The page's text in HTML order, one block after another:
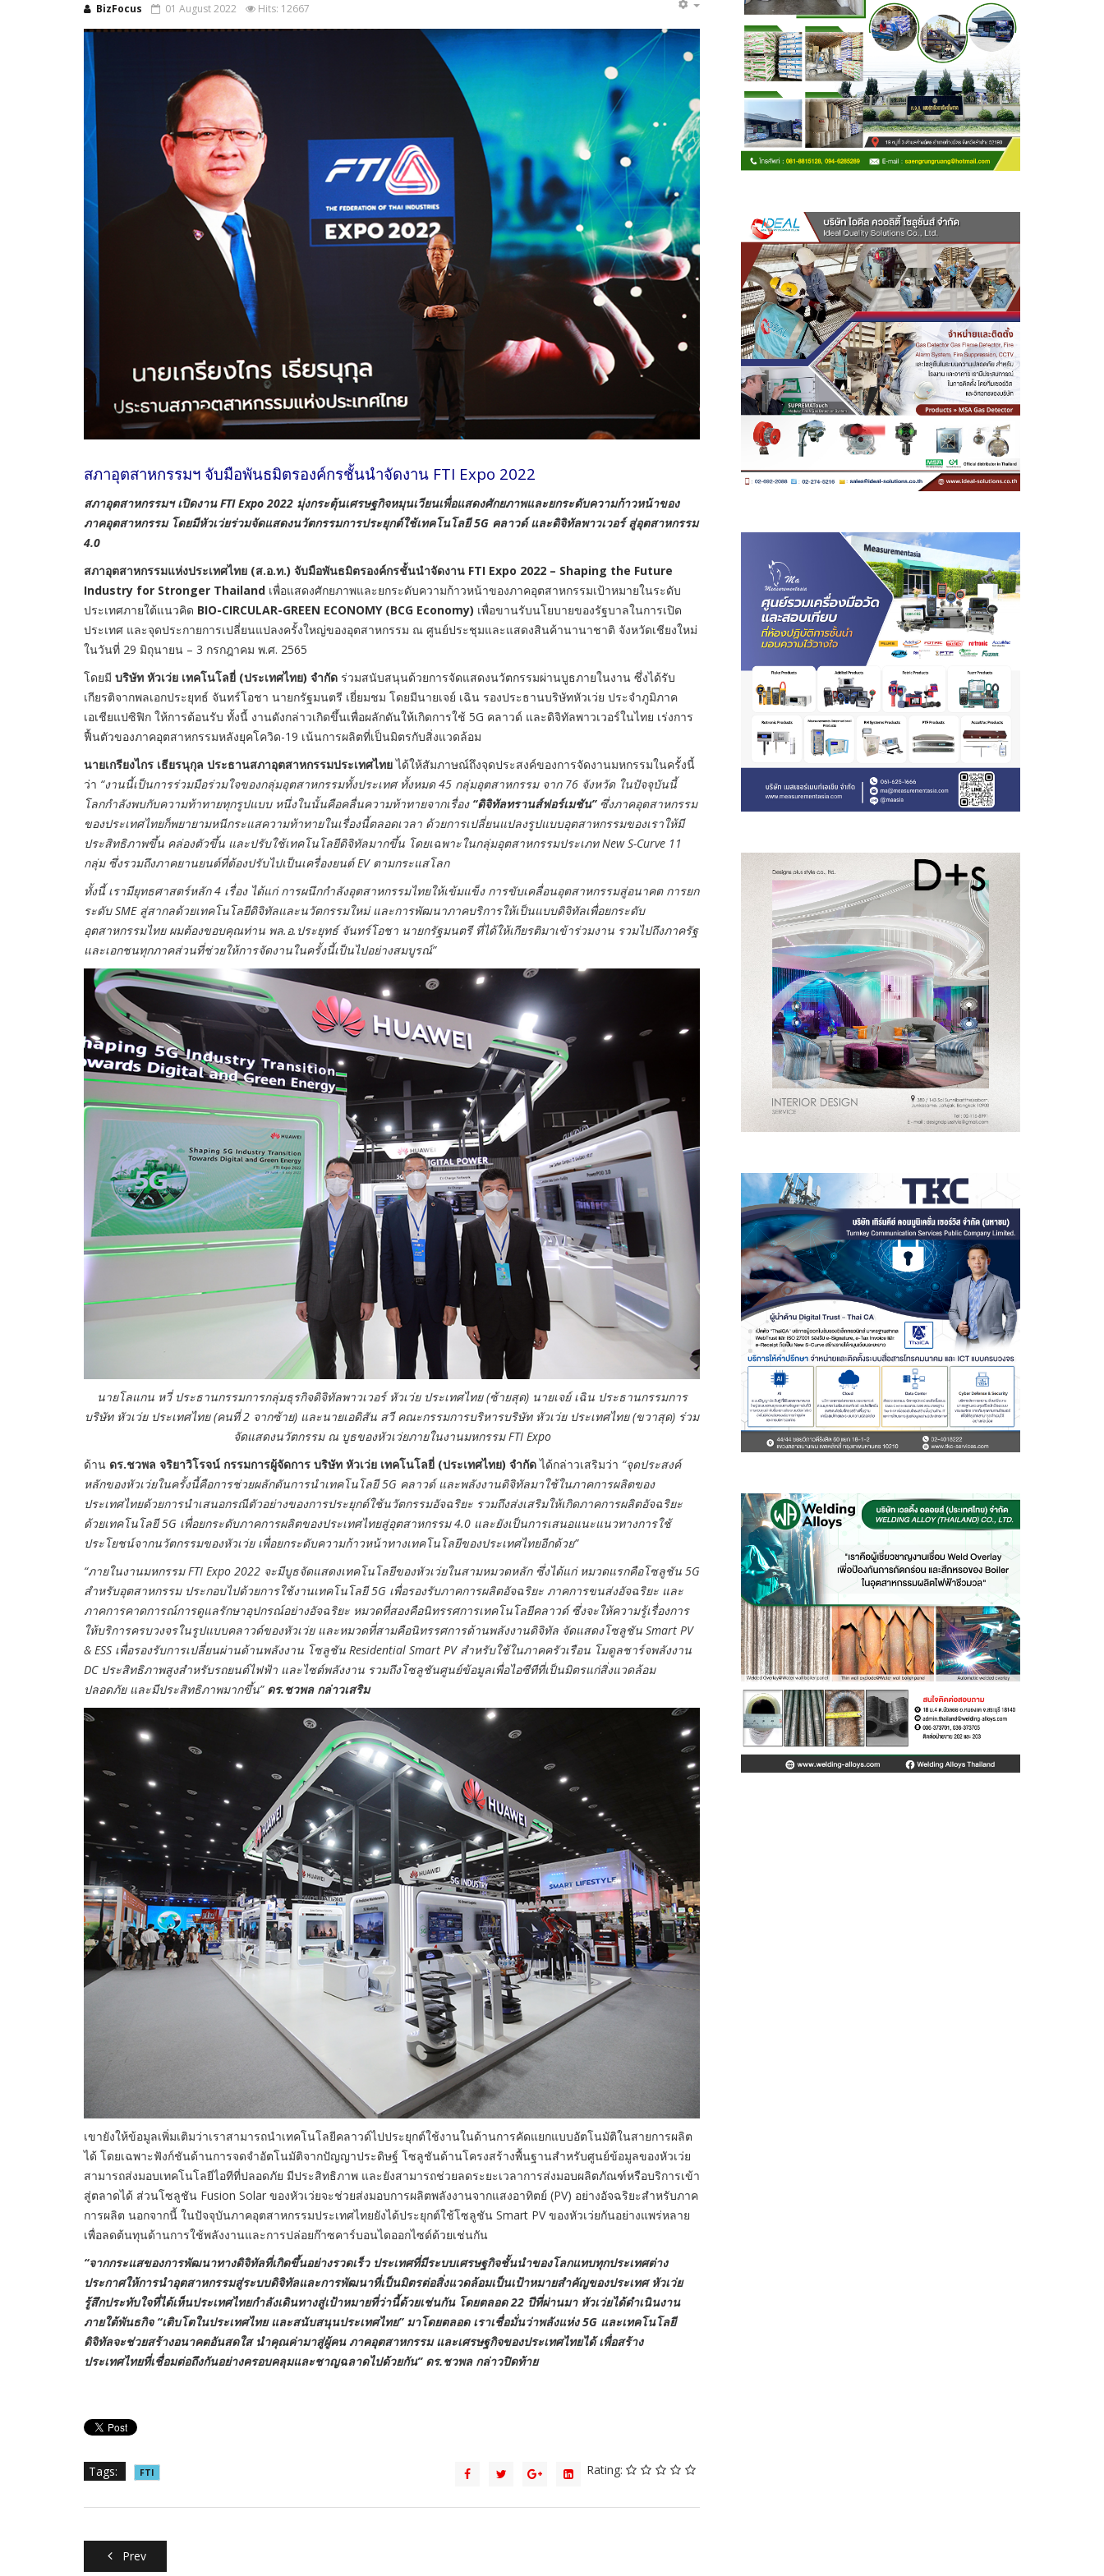
BizFocus 01 August 2022 Hits: 12667
สภาอุตสาหกรรมฯ จับมือพันธมิตรองค์กรชั้นนำจัดงาน FTI Expo 2022
สภาอุตสาหกรรมฯ เปิดงานFTI Expo 2022 มุ่งกระตุ้นเศรษฐกิจหมุนเวียนเพื่อแสดงศักยภาพและยกระดับความก้าวหน้าของ
ภาคอุตสาหกรรม โดยมีหัวเว่ยร่วมจัดแสดงนวัตกรรมการประยุกต์ใช้เทคโนโลยี 5G คลาวด์ และดิจิทัลพาวเวอร์ สู่อุตสาหกรรม
4.0
สภาอุตสาหกรรมแห่งประเทศไทย (ส.อ.ท.) จับมือพันธมิตรองค์กรชั้นนำจัดงาน FTI Expo 2022 – Shaping the Future
Industry for Stronger Thailand เพื่อแสดงศักยภาพและยกระดับความก้าวหน้าของภาคอุตสาหกรรมเป้าหมายในระดับ
ประเทศภายใต้แนวคิด BIO-CIRCULAR-GREEN ECONOMY (BCG Economy) เพื่อขานรับนโยบายของรัฐบาลในการเปิด
ประเทศ และจุดประกายการเปลี่ยนแปลงครั้งใหญ่ของอุตสาหกรรม ณ ศูนย์ประชุมและแสดงสินค้านานาชาติ จังหวัดเชียงใหม่
ในวันที่ 29 มิถุนายน – 3 กรกฎาคม พ.ศ. 2565
โดยมี บริษัท หัวเว่ย เทคโนโลยี่ (ประเทศไทย) จํากัด ร่วมสนับสนุนด้วยการจัดแสดงนวัตกรรมผ่านบูธภายในงาน ซึ่งได้รับ
เกียรติจากพลเอกประยุทธ์ จันทร์โอชา นายกรัฐมนตรี เยี่ยมชม โดยมีนายเจย์ เฉิน รองประธานบริษัทหัวเว่ย ประจำภูมิภาค
เอเชียแปซิฟิก ให้การต้อนรับ ทั้งนี้ งานดังกล่าวเกิดขึ้นเพื่อผลักดันให้เกิดการใช้ 5G คลาวด์ และดิจิทัลพาวเวอร์ในไทย เร่งการ
ฟื้นตัวของภาคอุตสาหกรรมหลังยุคโควิด-19 เน้นการผลิตที่เป็นมิตรกับสิ่งแวดล้อม
นายเกรียงไกร เธียรนุกุล ประธานสภาอุตสาหกรรมประเทศไทยได้ให้สัมภาษณ์ถึงจุดประสงค์ของการจัดงานมหกรรมในครั้งนี้
ว่า “งานนี้เป็นการร่วมมือร่วมใจของกลุ่มอุตสาหกรรมทั้งประเทศ ทั้งหมด 45 กลุ่มอุตสาหกรรม จาก 76 จังหวัด ในปัจจุบันนี้
โลกกำลังพบกับความท้าทายทุกรูปแบบ หนึ่งในนั้นคือคลื่นความท้าทายจากเรื่อง“ดิจิทัลทรานส์ฟอร์เมชัน”ซึ่งภาคอุตสาหกรรม
ของประเทศไทยก็พยายามหนีกระแสความท้าทายในเรื่องนี้ตลอดเวลา ด้วยการเปลี่ยนแปลงรูปแบบอุตสาหกรรมของเราให้มี
ประสิทธิภาพขึ้น คล่องตัวขึ้น และปรับใช้เทคโนโลยีดิจิทัลมากขึ้น โดยเฉพาะในกลุ่มอุตสาหกรรมประเภท New S-Curve 11
กลุ่ม ซึ่งรวมถึงภาคยานยนต์ที่ต้องปรับไปเป็นเครื่องยนต์ EV ตามกระแสโลก
ทั้งนี้ เรามียุทธศาสตร์หลัก 4 เรื่อง ได้แก่ การผนึกกำลังอุตสาหกรรมไทยให้เข้มแข็ง การขับเคลื่อนอุตสาหกรรมสู่อนาคต การยก
ระดับ SME สู่สากลด้วยเทคโนโลยีดิจิทัลและนวัตกรรมใหม่ และการพัฒนาภาคบริการให้เป็นแบบดิจิทัลเพื่อยกระดับ
อุตสาหกรรมไทย ผมต้องขอบคุณท่าน พล.อ.ประยุทธ์ จันทร์โอชา นายกรัฐมนตรี ที่ได้ให้เกียรติมาเข้าร่วมงาน รวมไปถึงภาครัฐ
และเอกชนทุกภาคส่วนที่ช่วยให้การจัดงานในครั้งนี้เป็นไปอย่างสมบูรณ์”
นายโลแกน หวี่ ประธานกรรมการกลุ่มธุรกิจดิจิทัลพาวเวอร์ หัวเว่ย ประเทศไทย (ซ้ายสุด) นายเจย์ เฉิน ประธานกรรมการ
บริษัท หัวเว่ย ประเทศไทย (คนที่ 2 จากซ้าย) และนายเอดิสัน สวี คณะกรรมการบริหารบริษัท หัวเว่ย ประเทศไทย (ขวาสุด) ร่วม
จัดแสดงนวัตกรรม ณ บูธของหัวเว่ยภายในงานมหกรรม FTI Expo
ด้าน ดร.ชวพล จริยาวิโรจน์ กรรมการผู้จัดการ บริษัท หัวเว่ย เทคโนโลยี่ (ประเทศไทย) จำกัดได้กล่าวเสริมว่า “จุดประสงค์
หลักของหัวเว่ยในครั้งนี้คือการช่วยผลักดันการนำเทคโนโลยี 5G คลาวด์ และพลังงานดิจิทัลมาใช้ในภาคการผลิตของ
ประเทศไทยด้วยการนำเสนอกรณีตัวอย่างของการประยุกต์ใช้นวัตกรรมอัจฉริยะ รวมถึงส่งเสริมให้เกิดภาคการผลิตอัจฉริยะ
ด้วยเทคโนโลยี 5G เพื่อยกระดับภาคการผลิตของประเทศไทยสู่อุตสาหกรรม 4.0 และยังเป็นการเสนอแนะแนวทางการใช้
ประโยชน์จากนวัตกรรมของหัวเว่ย เพื่อยกระดับความก้าวหน้าทางเทคโนโลยีของประเทศไทยอีกด้วย”
“ภายในงานมหกรรม FTI Expo 2022 จะมีบูธจัดแสดงเทคโนโลยีของหัวเว่ยในสามหมวดหลัก ซึ่งได้แก่ หมวดแรกคือโซลูชัน 5G
สำหรับอุตสาหกรรม ประกอบไปด้วยการใช้งานเทคโนโลยี 5G เพื่อรองรับภาคการผลิตอัจฉริยะ ภาคการขนส่งอัจฉริยะ และ
ภาคการคาดการณ์การดูแลรักษาอุปกรณ์อย่างอัจฉริยะ หมวดที่สองคือนิทรรศการเทคโนโลยีคลาวด์ ซึ่งจะให้ความรู้เรื่องการ
ให้บริการครบวงจรในรูปแบบคลาวด์ของหัวเว่ย และหมวดที่สามคือนิทรรศการด้านพลังงานดิจิทัล จัดแสดงโซลูชัน Smart PV
& ESS เพื่อรองรับการเปลี่ยนผ่านด้านพลังงาน โซลูชัน Residential Smart PV สำหรับใช้ในภาคครัวเรือน โมดูลชาร์จพลังงาน
DC ประสิทธิภาพสูงสำหรับรถยนต์ไฟฟ้า และไซต์พลังงาน รวมถึงโซลูชันศูนย์ข้อมูลเพื่อไอซีทีที่เป็นมิตรแก่สิ่งแวดล้อม
ปลอดภัย และมีประสิทธิภาพมากขึ้น” ดร.ชวพล กล่าวเสริม
เขายังให้ข้อมูลเพิ่มเติมว่าเราสามารถนำเทคโนโลยีคลาวด์ไปประยุกต์ใช้งานในด้านการคัดแยกแบบอัตโนมัติในสายการผลิต
ได้ โดยเฉพาะฟังก์ชันด้านการจดจำอัตโนมัติจากปัญญาประดิษฐ์ โซลูชันด้านโครงสร้างพื้นฐานสำหรับศูนย์ข้อมูลของหัวเว่ย
สามารถส่งมอบเทคโนโลยีไอทีที่ปลอดภัย มีประสิทธิภาพ และยังสามารถช่วยลดระยะเวลาการส่งมอบผลิตภัณฑ์หรือบริการเข้า
สู่ตลาดได้ ส่วนโซลูชัน Fusion Solar ของหัวเว่ยจะช่วยส่งมอบการผลิตพลังงานจากแสงอาทิตย์ (PV) อย่างอัจฉริยะสำหรับภาค
การผลิต นอกจากนี้ ในปัจจุบันภาคอุตสาหกรรมประเทศไทยยังได้ประยุกต์ใช้โซลูชัน Smart PV ของหัวเว่ยกันอย่างแพร่หลาย
เพื่อลดต้นทุนด้านการใช้พลังงานและการปล่อยก๊าซคาร์บอนไดออกไซด์ด้วยเช่นกัน
“จากกระแสของการพัฒนาทางดิจิทัลที่เกิดขึ้นอย่างรวดเร็ว ประเทศที่มีระบบเศรษฐกิจชั้นนำของโลกแทบทุกประเทศต่าง
ประกาศให้การนำอุตสาหกรรมสู่ระบบดิจิทัลและการพัฒนาที่เป็นมิตรต่อสิ่งแวดล้อมเป็นเป้าหมายสำคัญของประเทศ หัวเว่ย
รู้สึกประทับใจที่ได้เห็นประเทศไทยกำลังเดินทางสู่เป้าหมายที่ว่านี้ด้วยเช่นกัน โดยตลอด 22 ปีที่ผ่านมา หัวเว่ยได้ดำเนินงาน
ภายใต้พันธกิจ “เติบโตในประเทศไทย และสนับสนุนประเทศไทย” มาโดยตลอด เราเชื่อมั่นว่าพลังแห่ง 5G และเทคโนโลยี
ดิจิทัลจะช่วยสร้างอนาคตอันสดใส นำคุณค่ามาสู่ผู้คน ภาคอุตสาหกรรม และเศรษฐกิจของประเทศไทยได้ เพื่อสร้าง
ประเทศไทยที่เชื่อมต่อถึงกันอย่างครอบคลุมและชาญฉลาดไปด้วยกัน” ดร.ชวพล กล่าวปิดท้าย
Tags: FTI Rating:
Prev